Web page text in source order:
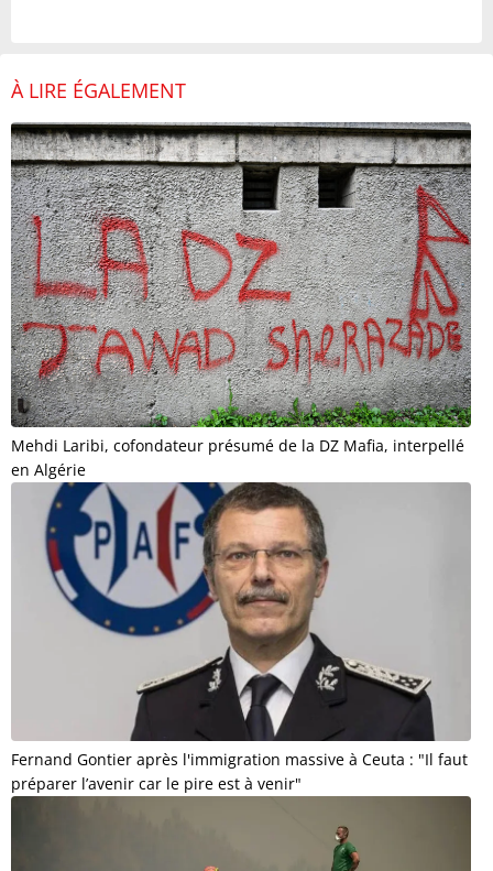
À LIRE ÉGALEMENT
Mehdi Laribi, cofondateur présumé de la DZ Mafia, interpellé
en Algérie
Fernand Gontier après l'immigration massive à Ceuta : "Il faut
préparer l’avenir car le pire est à venir"